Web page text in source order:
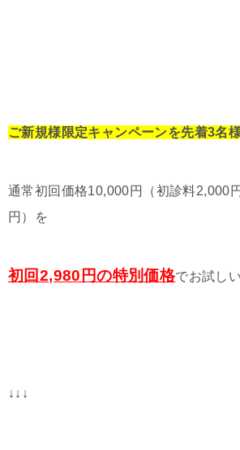
ご新規様限定キャンペーンを先着3名
通常初回価格10,000円（初診料2,000
円）を
初回2,980円の特別価格でお試し
↓↓↓